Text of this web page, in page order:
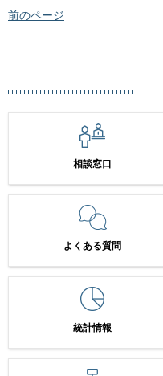
前のページ
相談窓口
よくある質問
統計情報